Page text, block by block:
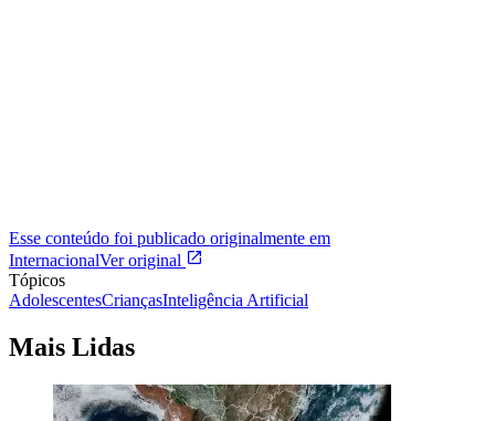
Esse conteúdo foi publicado originalmente em
InternacionalVer original
Tópicos
AdolescentesCriançasInteligência Artificial
Mais Lidas